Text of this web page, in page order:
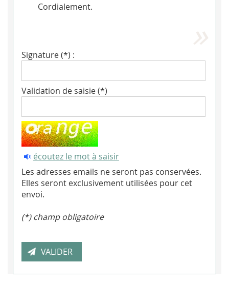
Cordialement.
Signature (*) :
Validation de saisie (*)
écoutez le mot à saisir
Les adresses emails ne seront pas conservées.
Elles seront exclusivement utilisées pour cet
envoi.
(*) champ obligatoire